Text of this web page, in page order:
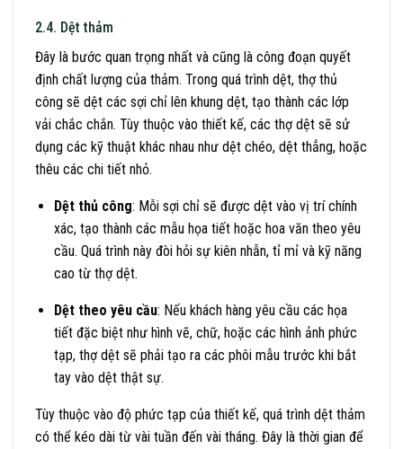
2.4. Dệt thảm
Đây là bước quan trọng nhất và cũng là công đoạn quyết
định chất lượng của thảm. Trong quá trình dệt, thợ thủ
công sẽ dệt các sợi chỉ lên khung dệt, tạo thành các lớp
vải chắc chắn. Tùy thuộc vào thiết kế, các thợ dệt sẽ sử
dụng các kỹ thuật khác nhau như dệt chéo, dệt thẳng, hoặc
thêu các chi tiết nhỏ.
Dệt thủ công: Mỗi sợi chỉ sẽ được dệt vào vị trí chính
xác, tạo thành các mẫu họa tiết hoặc hoa văn theo yêu
cầu. Quá trình này đòi hỏi sự kiên nhẫn, tỉ mỉ và kỹ năng
cao từ thợ dệt.
Dệt theo yêu cầu: Nếu khách hàng yêu cầu các họa
tiết đặc biệt như hình vẽ, chữ, hoặc các hình ảnh phức
tạp, thợ dệt sẽ phải tạo ra các phôi mẫu trước khi bắt
tay vào dệt thật sự.
Tùy thuộc vào độ phức tạp của thiết kế, quá trình dệt thảm
có thể kéo dài từ vài tuần đến vài tháng. Đây là thời gian để